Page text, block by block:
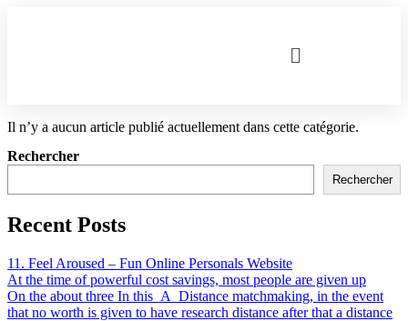
Il n’y a aucun article publié actuellement dans cette catégorie.
Rechercher
Rechercher
Recent Posts
11. Feel Aroused – Fun Online Personals Website
At the time of powerful cost savings, most people are given up
On the about three In this_A_Distance matchmaking, in the event
that no worth is given to have research distance after that a distance